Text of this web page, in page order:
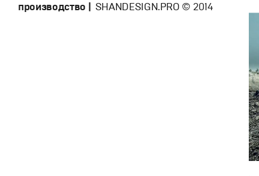
производство | SHANDESIGN.PRO © 2014